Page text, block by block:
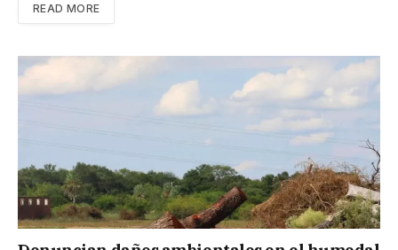
READ MORE